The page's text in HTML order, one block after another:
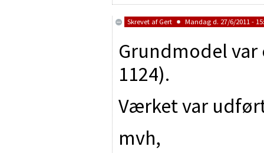
Skrevet af Gert Mandag d. 27/6/2011 -
Grundmodel var
1124).
Værket var
mvh,